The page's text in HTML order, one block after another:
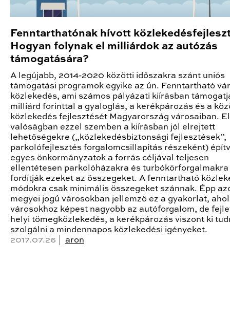
Fenntarthatónak hívott
Hogyan folynak el milliárdok az autózás
támogatására?
A legújabb, 2014-2020 közötti időszakra szánt uniós
támogatási programok egyike az ún. Fenntartható
közlekedés, ami számos pályázati kiírásban
milliárd forinttal a gyaloglás, a kerékpározás és a
közlekedés fejlesztését Magyarország városaiban.
valóságban ezzel szemben a kiírásban jól elrejtett
lehetőségekre („közlekedésbiztonsági fejlesztések”,
parkolófejlesztés forgalomcsillapítás részeként)
egyes önkormányzatok a forrás céljával teljesen
ellentétesen parkolóházakra és turbókörforgalmakra
fordítják ezeket az összegeket. A fenntartható
módokra csak minimális összegeket szánnak. Épp
megyei jogú városokban jellemző ez a gyakorlat,
városokhoz képest nagyobb az autóforgalom, de
helyi tömegközlekedés, a kerékpározás viszont ki
szolgálni a mindennapos közlekedési igényeket.
2017.07.26 | aron